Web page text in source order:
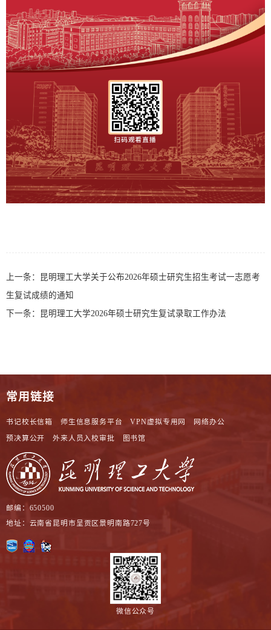
上一条：
昆明理工大学关于公布2026年硕士研究生招生考试一志愿考
生复试成绩的通知
下一条：
昆明理工大学2026年硕士研究生复试录取工作办法
常用链接
书记校长信箱 师生信息服务平台 VPN虚拟专用网
网络办公
预决算公开
外来人员入校审批 图书馆
邮编：650500
地址：云南省昆明市呈贡区景明南路727号
微信公众号